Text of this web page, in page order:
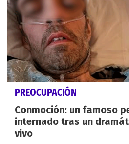
PREOCUPACIÓN
Conmoción: un famoso
internado tras un
vivo